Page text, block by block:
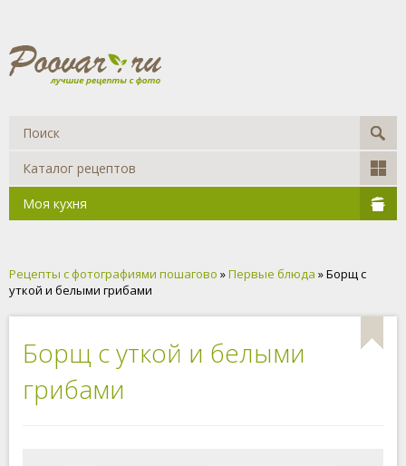
Каталог рецептов
Моя кухня
Рецепты с фотографиями пошагово »Первые блюда » Борщ с
уткой и белыми грибами
Борщ с уткой и белыми
грибами